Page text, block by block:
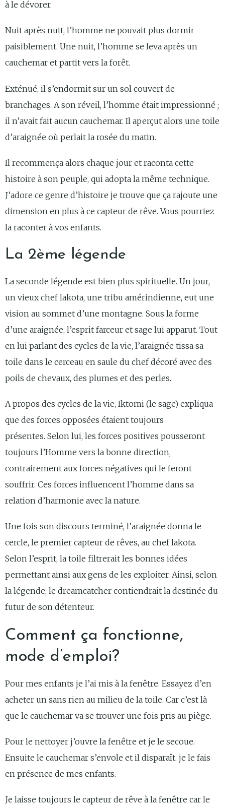
à le dévorer.
Nuit après nuit, l’homme ne pouvait plus dormir
paisiblement. Une nuit, l’homme se leva après un
cauchemar et partit vers la forêt.
Exténué, il s’endormit sur un sol couvert de
branchages. A son réveil, l’homme était impressionné ;
il n’avait fait aucun cauchemar. Il aperçut alors une toile
d’araignée où perlait la rosée du matin.
Il recommença alors chaque jour et raconta cette
histoire à son peuple, qui adopta la même technique.
J’adore ce genre d’histoire je trouve que ça rajoute une
dimension en plus à ce capteur de rêve. Vous pourriez
la raconter à vos enfants.
La 2ème légende
La seconde légende est bien plus spirituelle. Un jour,
un vieux chef lakota, une tribu amérindienne, eut une
vision au sommet d’une montagne. Sous la forme
d’une araignée, l’esprit farceur et sage lui apparut. Tout
en lui parlant des cycles de la vie, l’araignée tissa sa
toile dans le cerceau en saule du chef décoré avec des
poils de chevaux, des plumes et des perles.
A propos des cycles de la vie, Iktomi (le sage) expliqua
que des forces opposées étaient toujours
présentes. Selon lui, les forces positives pousseront
toujours l’Homme vers la bonne direction,
contrairement aux forces négatives qui le feront
souffrir. Ces forces influencent l’homme dans sa
relation d’harmonie avec la nature.
Une fois son discours terminé, l’araignée donna le
cercle, le premier capteur de rêves, au chef lakota.
Selon l’esprit, la toile filtrerait les bonnes idées
permettant ainsi aux gens de les exploiter. Ainsi, selon
la légende, le dreamcatcher contiendrait la destinée du
futur de son détenteur.
Comment ça fonctionne,
mode d’emploi?
Pour mes enfants je l’ai mis à la fenêtre. Essayez d’en
acheter un sans rien au milieu de la toile. Car c’est là
que le cauchemar va se trouver une fois pris au piège.
Pour le nettoyer j’ouvre la fenêtre et je le secoue.
Ensuite le cauchemar s’envole et il disparaît. je le fais
en présence de mes enfants.
Je laisse toujours le capteur de rêve à la fenêtre car le